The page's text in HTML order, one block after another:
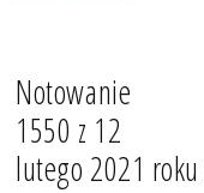
Notowanie
1550 z 12
lutego 2021